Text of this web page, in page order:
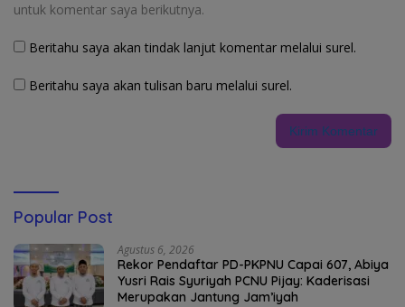
untuk komentar saya berikutnya.
Beritahu saya akan tindak lanjut komentar melalui surel.
Beritahu saya akan tulisan baru melalui surel.
Popular Post
Agustus 6, 2026
Rekor Pendaftar PD-PKPNU Capai 607, Abiya
Yusri Rais Syuriyah PCNU Pijay: Kaderisasi
Merupakan Jantung Jam’iyah